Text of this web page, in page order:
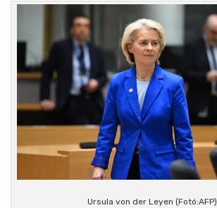
Ursula von der Leyen (Fotó:AFP)